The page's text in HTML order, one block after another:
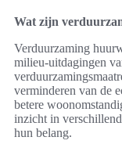
Wat zijn
Verduurzaming
milieu-uitdagingen
verminderen van de
betere
inzicht in
hun belang.